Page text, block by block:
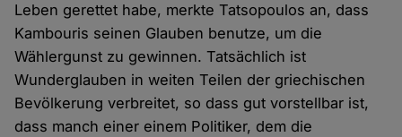
Leben gerettet habe, merkte Tatsopoulos an, dass
Kambouris seinen Glauben benutze, um die
Wählergunst zu gewinnen. Tatsächlich ist
Wunderglauben in weiten Teilen der griechischen
Bevölkerung verbreitet, so dass gut vorstellbar ist,
dass manch einer einem Politiker, dem die